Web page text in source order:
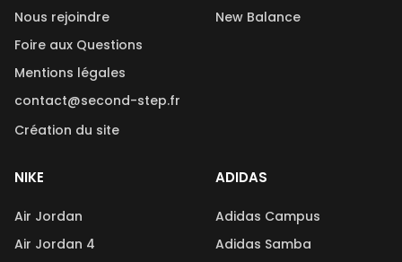
Nous rejoindre
Foire aux Questions
Mentions légales
contact@second-step.fr
Création du site
New Balance
NIKE
Air Jordan
Air Jordan 4
ADIDAS
Adidas Campus
Adidas Samba